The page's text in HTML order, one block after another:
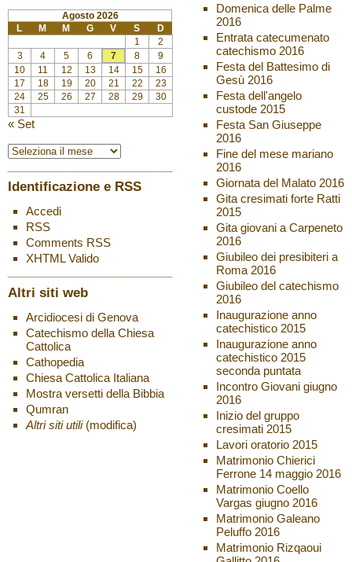
Agosto 2026
L
M M G V S
D
1
2
3
4 5 6 7 8
9
10
11 12 13 14 15
16
17
18 19 20 21 22
23
24
25 26 27 28 29
30
31
« Set
Identificazione e RSS
Accedi
RSS
Comments RSS
XHTMLValido
Altri siti web
Arcidiocesi di Genova
Catechismo della Chiesa
Cattolica
Cathopedia
Chiesa Cattolica Italiana
Mostra versetti della Bibbia
Qumran
Altri siti utili (modifica)
Domenica delle Palme
2016
Entrata catecumenato
catechismo 2016
Festa del Battesimo di
Gesù 2016
Festa dell'angelo
custode 2015
Festa San Giuseppe
2016
Fine del mese mariano
2016
Giornata del Malato 2016
Gita cresimati forte Ratti
2015
Gita giovani a Carpeneto
2016
Giubileo dei presibiteri a
Roma 2016
Giubileo del catechismo
2016
Inaugurazione anno
catechistico 2015
Inaugurazione anno
catechistico 2015
seconda puntata
Incontro Giovani giugno
2016
Inizio del gruppo
cresimati 2015
Lavori oratorio 2015
Matrimonio Chierici
Ferrone 14 maggio 2016
Matrimonio Coello
Vargas giugno 2016
Matrimonio Galeano
Peluffo 2016
Matrimonio Rizqaoui